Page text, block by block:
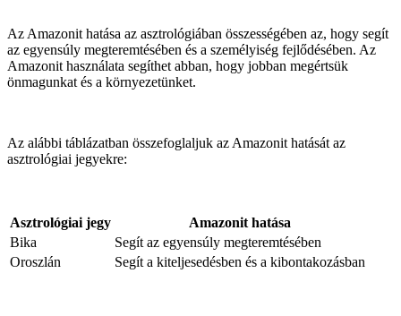
Az Amazonit hatása az asztrológiában összességében az, hogy segít
az egyensúly megteremtésében és a személyiség fejlődésében. Az
Amazonit használata segíthet abban, hogy jobban megértsük
önmagunkat és a környezetünket.
Az alábbi táblázatban összefoglaljuk az Amazonit hatását az
asztrológiai jegyekre:
Asztrológiai jegy
Amazonit hatása
Bika
Segít az egyensúly megteremtésében
Oroszlán
Segít a kiteljesedésben és a kibontakozásban